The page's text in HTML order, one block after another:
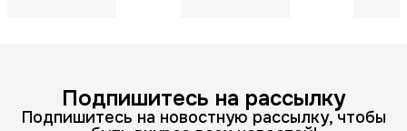
Подпишитесь на рассылку
Подпишитесь на новостную рассылку, чтобы